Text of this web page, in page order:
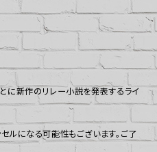
に新作のリレー小説を発表するライ
ルになる可能性もございます。ご了